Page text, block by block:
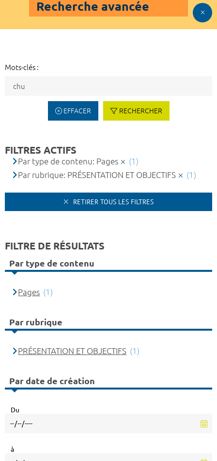
Recherche avancée
Mots-clés :
EFFACER RECHERCHER
FILTRES ACTIFS
Par type de contenu: Pages
(1)
Par rubrique: PRÉSENTATION ET OBJECTIFS
(1)
RETIRER TOUS LES FILTRES
FILTRE DE RÉSULTATS
Par type de contenu
Pages (1)
Par rubrique
PRÉSENTATION ET OBJECTIFS (1)
Par date de création
Du
à